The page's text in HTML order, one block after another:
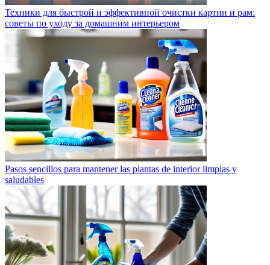
Техники для быстрой и эффективной очистки картин и рам:
советы по уходу за домашним интерьером
Pasos sencillos para mantener las plantas de interior limpias y
saludables